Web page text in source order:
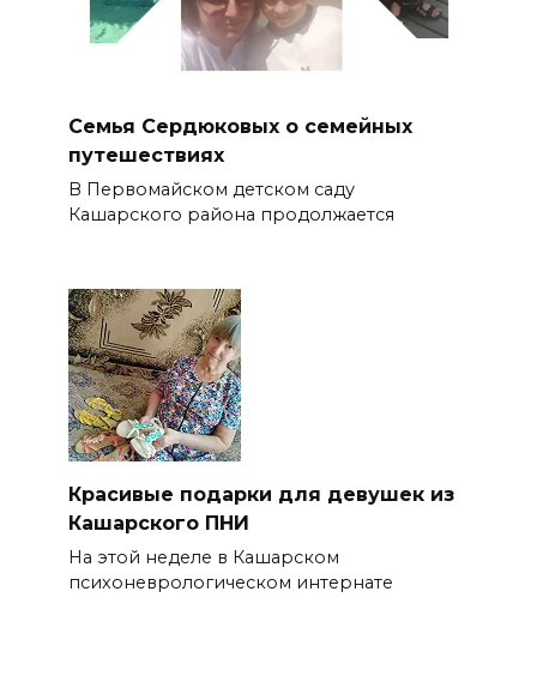
Семья Сердюковых о семейных
путешествиях
В Первомайском детском саду
Кашарского района продолжается
Красивые подарки для девушек из
Кашарского ПНИ
На этой неделе в Кашарском
психоневрологическом интернате